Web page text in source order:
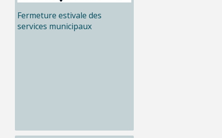
Fermeture estivale des
services municipaux